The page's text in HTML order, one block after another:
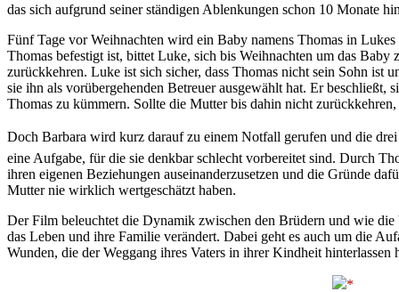
das sich aufgrund seiner ständigen Ablenkungen schon 10 Monate
Fünf Tage vor Weihnachten wird ein Baby namens Thomas in
Thomas befestigt ist, bittet Luke, sich bis Weihnachten um das
zurückkehren. Luke ist sich sicher, dass Thomas nicht sein Sohn ist
sie ihn als vorübergehenden Betreuer ausgewählt hat. Er beschließt,
Thomas zu kümmern. Sollte die Mutter bis dahin nicht
Doch Barbara wird kurz darauf zu einem Notfall gerufen und die
eine Aufgabe, für die sie denkbar schlecht vorbereitet sind. Durch
ihren eigenen Beziehungen auseinanderzusetzen und die Gründe
Mutter nie wirklich wertgeschätzt haben.
Der Film beleuchtet die Dynamik zwischen den Brüdern und wie
das Leben und ihre Familie verändert. Dabei geht es auch um die
Wunden, die der Weggang ihres Vaters in ihrer Kindheit hinterlassen